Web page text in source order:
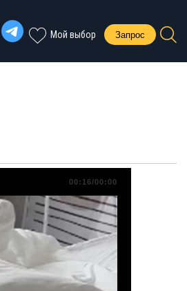
Мой выбор Запрос
00:16/00:00